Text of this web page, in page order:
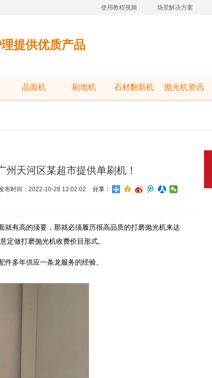
使用教程视频 场景解决方案
提供优质产品
晶面机 刷地机 石材翻新机 抛光机资讯
天河区某超市提供单刷机！
布时间：2022-10-28 12:02:02 分享：
有高的须要，那就必须履历很高品质的打磨抛光机来达
定做打磨抛光机收费价目形式。
多年供应一条龙服务的经验。